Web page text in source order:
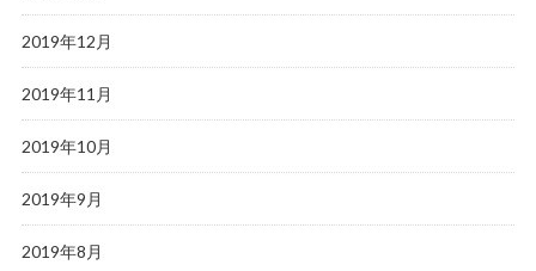
2019年12月
2019年11月
2019年10月
2019年9月
2019年8月